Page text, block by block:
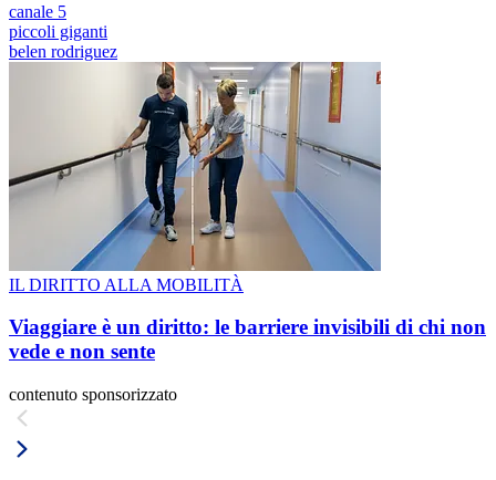
canale 5
piccoli giganti
belen rodriguez
IL DIRITTO ALLA MOBILITÀ
Viaggiare è un diritto: le barriere invisibili di chi non
vede e non sente
contenuto sponsorizzato